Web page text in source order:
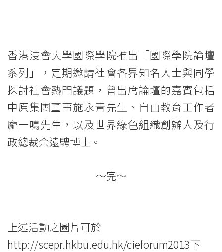
港
浸
會
大
學
香港浸會大學國際學院推出「國際學院論壇
系列」，定期邀請社會各界知名人士與同學
探討社會熱門議題，曾出席論壇的嘉賓包括
中原集團董事施永青先生、自由教育工作者
龐一鳴先生，以及世界綠色組織創辦人及行
政總裁余遠騁博士。
～完～
上述活動之圖片可於
http://scepr.hkbu.edu.hk/cieforum2013下